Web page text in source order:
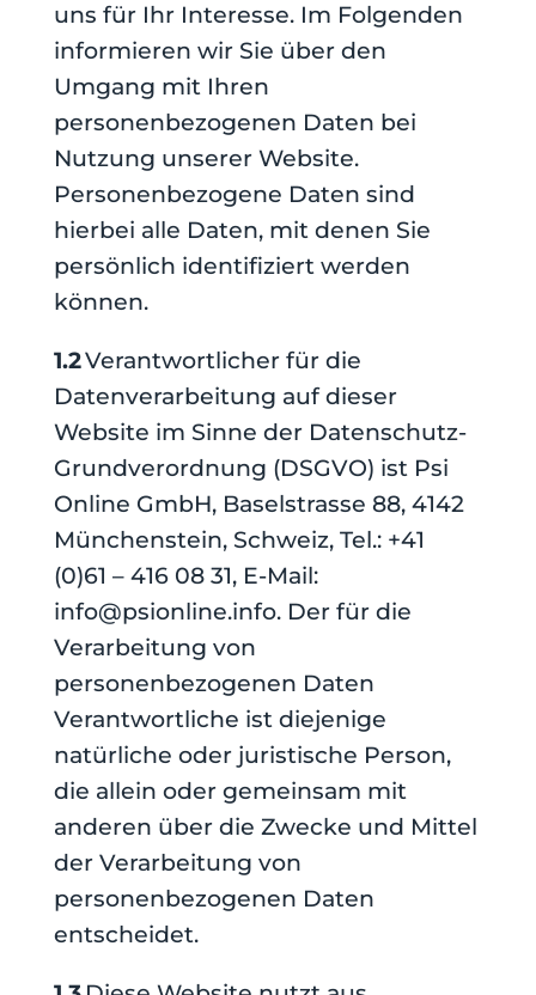
uns für Ihr Interesse. Im Folgenden
informieren wir Sie über den
Umgang mit Ihren
personenbezogenen Daten bei
Nutzung unserer Website.
Personenbezogene Daten sind
hierbei alle Daten, mit denen Sie
persönlich identifiziert werden
können.
1.2Verantwortlicher für die
Datenverarbeitung auf dieser
Website im Sinne der Datenschutz-
Grundverordnung (DSGVO) ist Psi
Online GmbH, Baselstrasse 88, 4142
Münchenstein, Schweiz, Tel.: +41
(0)61 – 416 08 31, E-Mail:
info@psionline.info. Der für die
Verarbeitung von
personenbezogenen Daten
Verantwortliche ist diejenige
natürliche oder juristische Person,
die allein oder gemeinsam mit
anderen über die Zwecke und Mittel
der Verarbeitung von
personenbezogenen Daten
entscheidet.